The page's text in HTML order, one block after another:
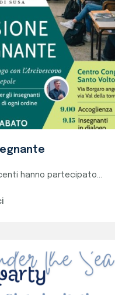
hanno partecipato...
The Sea Party", Il
Medie